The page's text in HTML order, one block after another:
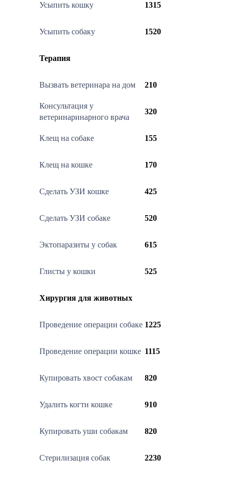
Усыпить кошку 1315
Усыпить собаку 1520
Терапия
Вызвать ветеринара на дом 210
Консультация у
ветеринаринарного врача
320
Клещ на собаке 155
Клещ на кошке 170
Сделать УЗИ кошке 425
Сделать УЗИ собаке 520
Эктопаразиты у собак 615
Глисты у кошки 525
Хирургия для животных
Проведение операции собаке 1225
Проведение операции кошке 1115
Купировать хвост собакам 820
Удалить когти кошке 910
Купировать уши собакам 820
Стерилизация собак 2230